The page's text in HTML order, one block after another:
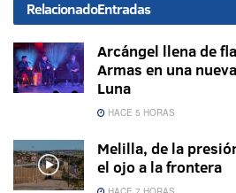
RelacionadoEntradas
Arcángel llena de
Armas en una
Luna
HACE 5 HORAS
Melilla, de la
el ojo a la frontera